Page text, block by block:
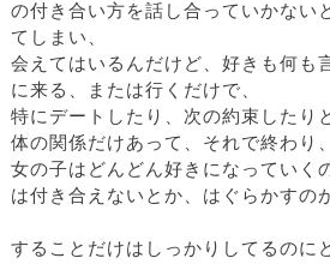
の付き合い方を話し合っていかない
てしまい、
会えてはいるんだけど、好きも何も
に来る、または行くだけで、
特にデートしたり、次の約束したり
体の関係だけあって、それで終わり
女の子はどんどん好きになっていく
は付き合えないとか、はぐらかすの
することだけはしっかりしてるのに